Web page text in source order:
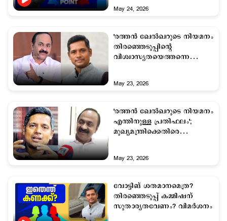
May 24, 2026
'രത്തന്‍ ഖേല്‍ഖറുടെ നിയമനം
തിരഞ്ഞെടുപ്പിന്റെ
വിശ്വാസ്യതയെത്തന്നെ
May 23, 2026
'രത്തന്‍ ഖേല്‍ഖറുടെ നിയമനം
എന്തിനുള്ള പ്രതിഫലം';
മുഖ്യമന്ത്രിക്കെതിരെ
May 23, 2026
വോട്ടിങ് ശതമാനമെത്ര?
തിരഞ്ഞെടുപ്പ് കമ്മിഷന്
സുതാര്യതവേണം? വിമര്‍ശനം